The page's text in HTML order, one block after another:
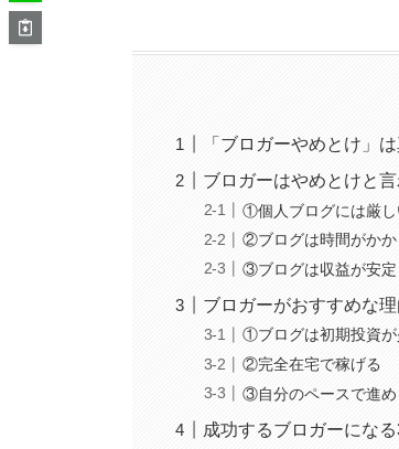
「ブロガーやめとけ」
ブロガーはやめとけと
①個人ブログには厳し
②ブログは時間がかか
③ブログは収益が安定
ブロガーがおすすめな
①ブログは初期投資
②完全在宅で稼げる
③自分のペースで進め
成功するブロガーにな